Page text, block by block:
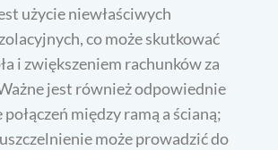
użycie niewłaściwych
co może skutkować
i zwiększeniem rachunków za
jest również odpowiednie
między ramą a ścianą;
może prowadzić do